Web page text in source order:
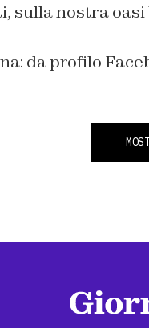
sulla nostra
da profilo